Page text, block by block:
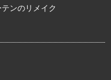
テンのリメイク